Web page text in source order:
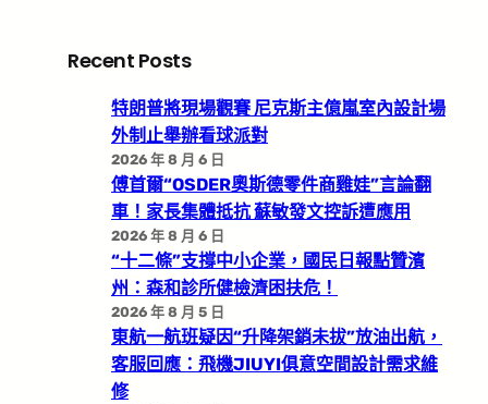
Recent Posts
特朗普將現場觀賽 尼克斯主億嵐室內設計場
外制止舉辦看球派對
2026 年 8 月 6 日
傅首爾“OSDER奧斯德零件商雞娃”言論翻
車！家長集體抵抗 蘇敏發文控訴遭應用
2026 年 8 月 6 日
“十二條”支撐中小企業，國民日報點贊濱
州：森和診所健檢濟困扶危！
2026 年 8 月 5 日
東航一航班疑因“升降架銷未拔”放油出航，
客服回應：飛機JIUYI俱意空間設計需求維
修